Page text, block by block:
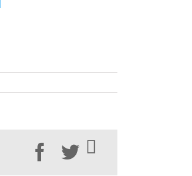
Facebook
Twitter